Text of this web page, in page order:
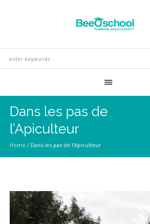
Dans les pas de
l’Apiculteur
Home / Dans les pas de l’Apiculteur